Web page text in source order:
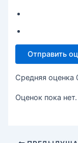
Отправить
Средняя оценка
Оценок пока